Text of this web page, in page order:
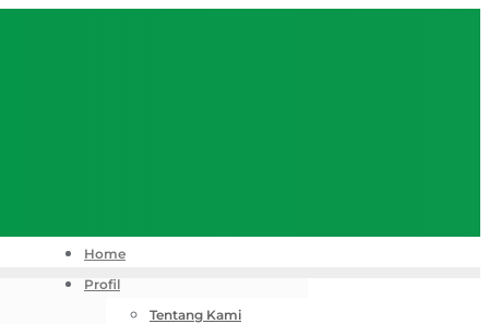
Home
Profil
Tentang Kami